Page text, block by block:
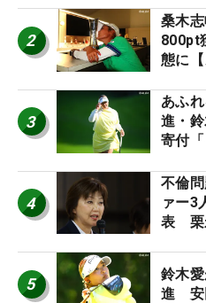
2
桑木
800pt
態に
3
あふ
進・
寄付
4
不倫
ァー3
表 栗
5
鈴木
進 安